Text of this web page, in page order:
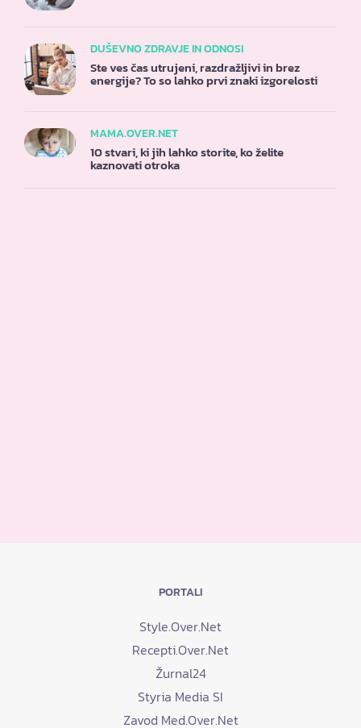
DUŠEVNO ZDRAVJE IN ODNOSI
Ste ves čas utrujeni, razdražljivi in brez
energije? To so lahko prvi znaki izgorelosti
MAMA.OVER.NET
10 stvari, ki jih lahko storite, ko želite
kaznovati otroka
PORTALI
Style.Over.Net
Recepti.Over.Net
Žurnal24
Styria Media SI
Zavod Med.Over.Net